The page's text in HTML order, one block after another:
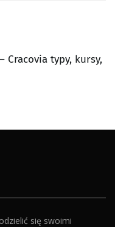
Cracovia typy, kursy,
się swoimi